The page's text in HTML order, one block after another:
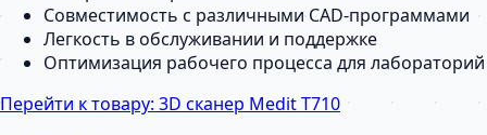
Совместимость с различными CAD-программами
Легкость в обслуживании и поддержке
Оптимизация рабочего процесса для лабораторий
Перейти к товару: 3D сканер Medit T710